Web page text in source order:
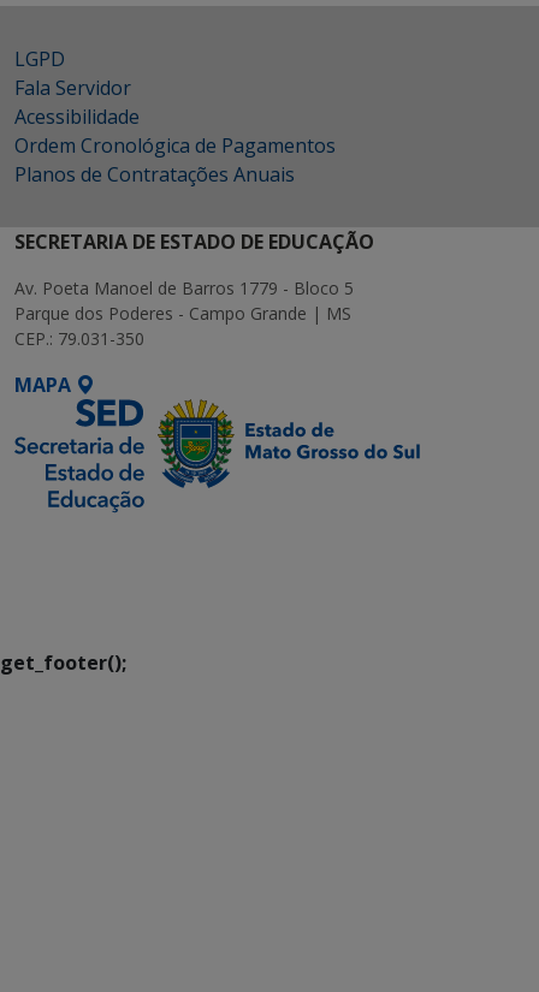
LGPD
Fala Servidor
Acessibilidade
Ordem Cronológica de Pagamentos
Planos de Contratações Anuais
SECRETARIA DE ESTADO DE EDUCAÇÃO
Av. Poeta Manoel de Barros 1779 - Bloco 5
Parque dos Poderes - Campo Grande | MS
CEP.: 79.031-350
MAPA
get_footer();